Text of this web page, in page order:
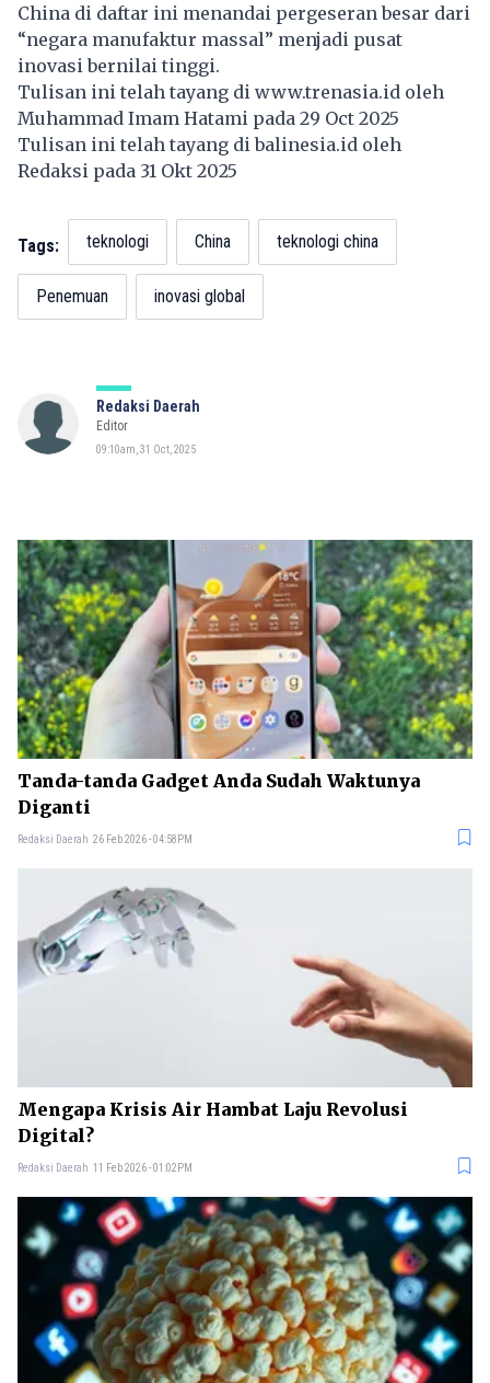
China di daftar ini menandai pergeseran besar dari
“negara manufaktur massal” menjadi pusat
inovasi bernilai tinggi.
Tulisan ini telah tayang di www.trenasia.id oleh
Muhammad Imam Hatami pada 29 Oct 2025
Tulisan ini telah tayang dibalinesia.id oleh
Redaksi pada 31 Okt 2025
Tags: teknologi China teknologi china
Penemuan inovasi global
Redaksi Daerah
Editor
09:10am, 31 Oct, 2025
Tanda-tanda Gadget Anda Sudah Waktunya
Diganti
Redaksi Daerah 26 Feb 2026 - 04:58PM
Mengapa Krisis Air Hambat Laju Revolusi
Digital?
Redaksi Daerah 11 Feb 2026 - 01:02PM